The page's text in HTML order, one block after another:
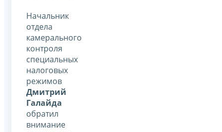
Начальник
отдела
камерального
контроля
специальных
налоговых
режимов
Дмитрий
Галайда
обратил
внимание